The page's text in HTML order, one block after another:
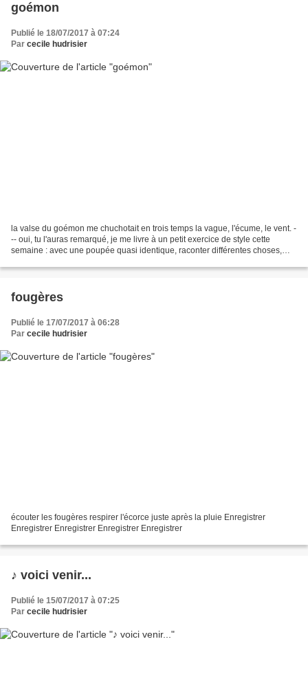
goémon
Publié le 18/07/2017 à 07:24
Par cecile hudrisier
la valse du goémon me chuchotait en trois temps la vague, l'écume, le vent. -
-- oui, tu l'auras remarqué, je me livre à un petit exercice de style cette
semaine : avec une poupée quasi identique, raconter différentes choses,
fougères
Publié le 17/07/2017 à 06:28
Par cecile hudrisier
écouter les fougères respirer l'écorce juste après la pluie Enregistrer
Enregistrer Enregistrer Enregistrer Enregistrer
♪ voici venir...
Publié le 15/07/2017 à 07:25
Par cecile hudrisier